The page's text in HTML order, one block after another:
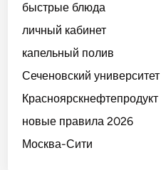
быстрые блюда
личный кабинет
капельный полив
Сеченовский университет
Красноярскнефтепродукт
новые правила 2026
Москва-Сити